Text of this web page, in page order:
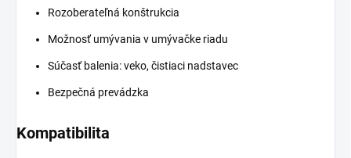
Rozoberateľná konštrukcia
Možnosť umývania v umývačke riadu
Súčasť balenia: veko, čistiaci nadstavec
Bezpečná prevádzka
Kompatibilita